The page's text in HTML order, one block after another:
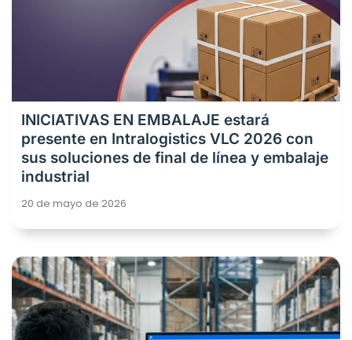
INICIATIVAS EN EMBALAJE estará
presente en Intralogistics VLC 2026 con
sus soluciones de final de línea y embalaje
industrial
20 de mayo de 2026